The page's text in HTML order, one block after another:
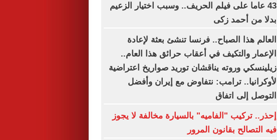
43 عاما على فيلم الحريف.. وسبب اختيار الزعيم
بدلا من أحمد زكى
العالم هذا الصباح.. فرنسا تنشئ بعثة لإعادة
الإعمار والتكيف في أعقاب حرائق هذا العام..
زيلينسكي وروته يناقشان توريد صواريخ اعتراضية
لأوكرانيا.. ترامب: نتفاوض مع إيران وأفضل
التوصل إلى اتفاق
إحذر.. تركيب "الفاميه" بالسيارة مخالفة لا يجوز
فيه التصالح بقانون المرور